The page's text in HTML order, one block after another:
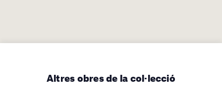
Altres obres de la col·lecció